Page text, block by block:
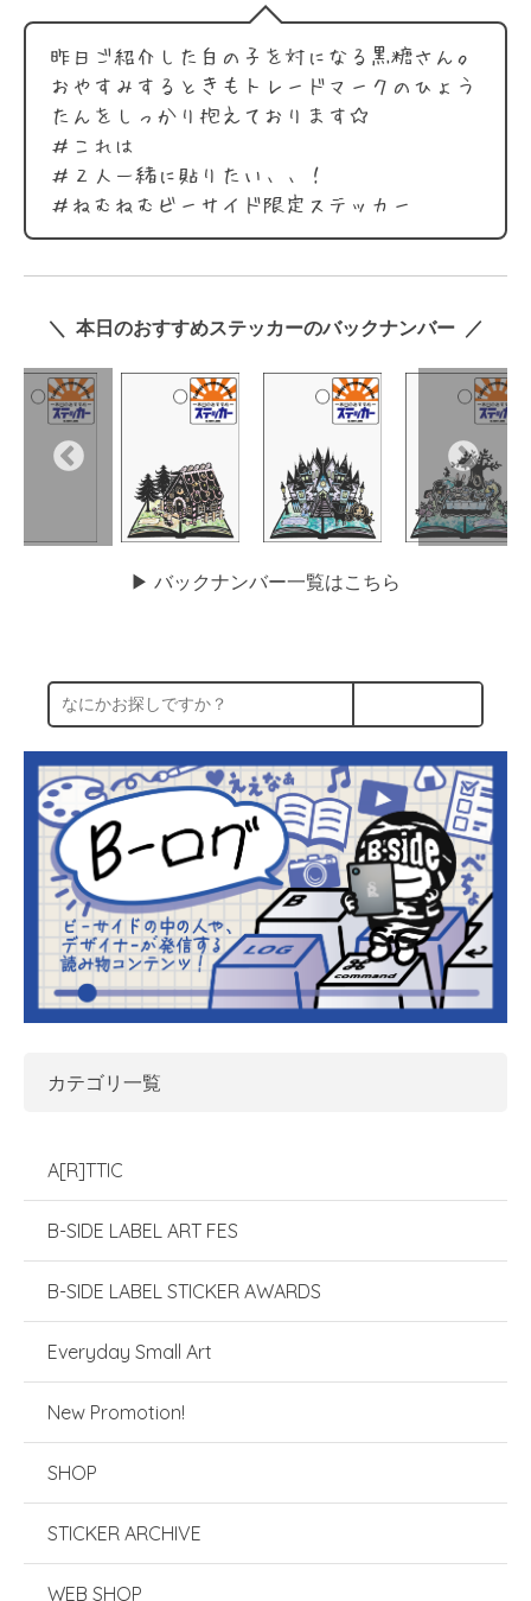
昨日ご紹介した白の子を対になる黒糖さん。
おやすみするときもトレードマークのひょう
たんをしっかり抱えております☆
＃これは
＃２人一緒に貼りたい、、！
＃ねむねむビーサイド限定ステッカー
＼ 本日のおすすめステッカーのバックナンバー ／
▶︎ バックナンバー一覧はこちら
カテゴリ一覧
A[R]TTIC
B-SIDE LABEL ART FES
B-SIDE LABEL STICKER AWARDS
Everyday Small Art
New Promotion!
SHOP
STICKER ARCHIVE
WEB SHOP